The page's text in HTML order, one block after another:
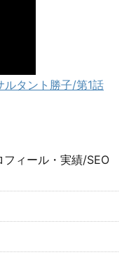
ルタント勝子/第1話
ィール・実績/SEO